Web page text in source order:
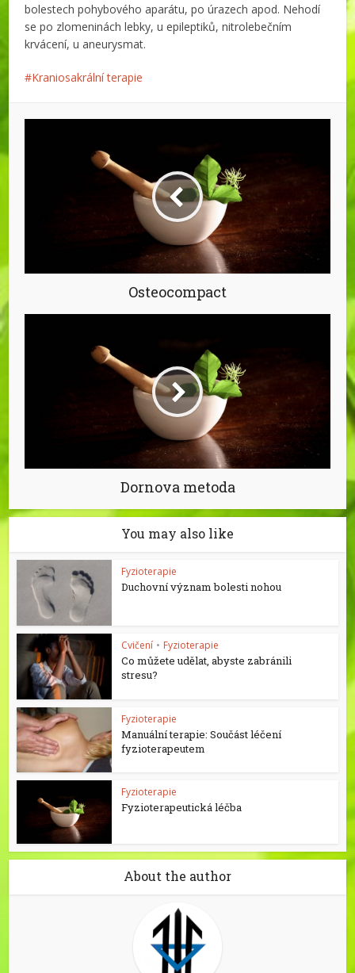
bolestech pohybového aparátu, po úrazech apod. Nehodí
se po zlomeninách lebky, u epileptiků, nitrolebečním
krvácení, u aneurysmat.
Kraniosakrální terapie
Osteocompact
Dornova metoda
You may also like
Fyzioterapie
Duchovní význam bolesti nohou
Cvičení • Fyzioterapie
Co můžete udělat, abyste zabránili
stresu?
Fyzioterapie
Manuální terapie: Součást léčení
fyzioterapeutem
Fyzioterapie
Fyzioterapeutická léčba
About the author